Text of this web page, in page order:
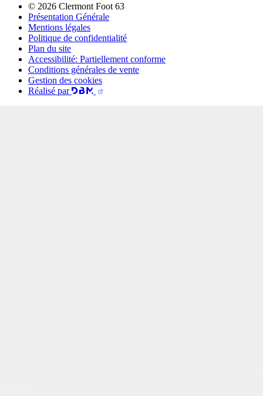
© 2026 Clermont Foot 63
Présentation Générale
Mentions légales
Politique de confidentialité
Plan du site
Accessibilité: Partiellement conforme
Conditions générales de vente
Gestion des cookies
Réalisé par